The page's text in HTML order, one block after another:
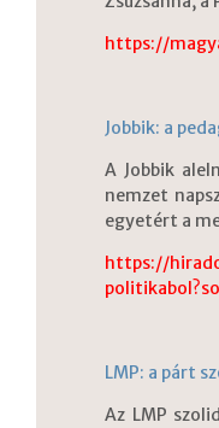
https://
Jobbik: a
A Jobbik
nemzet
egyetért a
https://
LMP: a párt
Az LMP